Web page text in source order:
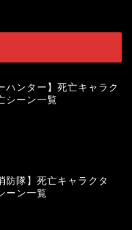
ハンター】死亡キャラク
シーン一覧
防隊】死亡キャラクタ
ーン一覧